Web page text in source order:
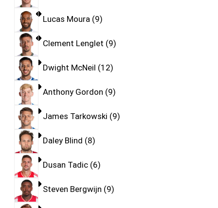
Lucas Moura 9
Clement Lenglet 9
Dwight McNeil 12
Anthony Gordon 9
James Tarkowski 9
Daley Blind 8
Dusan Tadic 6
Steven Bergwijn 9